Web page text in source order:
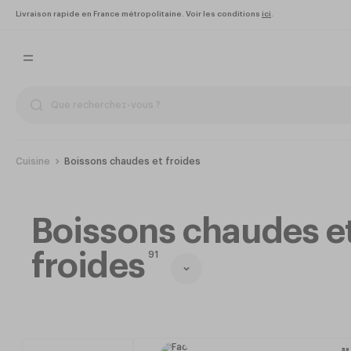
Livraison rapide en France métropolitaine. Voir les conditions ici .
Cuisine Boissons chaudes et froides
Boissons chaudes
froides 91